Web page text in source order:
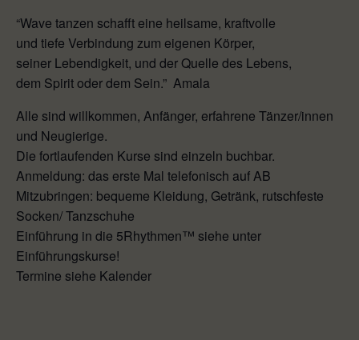
“Wave tanzen schafft eine heilsame, kraftvolle
und tiefe Verbindung zum eigenen Körper,
seiner Lebendigkeit, und der Quelle des Lebens,
dem Spirit oder dem Sein.” Amala
Alle sind willkommen, Anfänger, erfahrene Tänzer/innen
und Neugierige.
Die fortlaufenden Kurse sind einzeln buchbar.
Anmeldung: das erste Mal telefonisch auf AB
Mitzubringen: bequeme Kleidung, Getränk, rutschfeste
Socken/ Tanzschuhe
Einführung in die 5Rhythmen™ siehe unter
Einführungskurse!
Termine siehe Kalender